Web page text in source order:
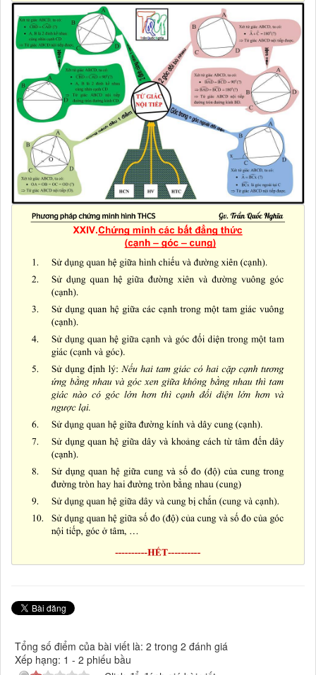
Tổng số điểm của bài viết là: 2 trong 2 đánh giá
Xếp hạng: 1 - 2 phiếu bầu